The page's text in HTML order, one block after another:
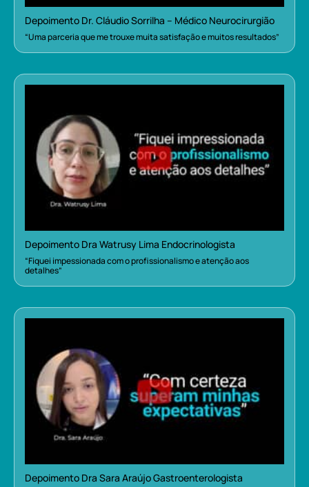
Depoimento Dr. Cláudio Sorrilha – Médico Neurocirurgião
“Uma parceria que me trouxe muita satisfação e muitos resultados”
Depoimento Dra Watrusy Lima Endocrinologista
“Fiquei impessionada com o profissionalismo e atenção aos
detalhes”
Depoimento Dra Sara Araújo Gastroenterologista